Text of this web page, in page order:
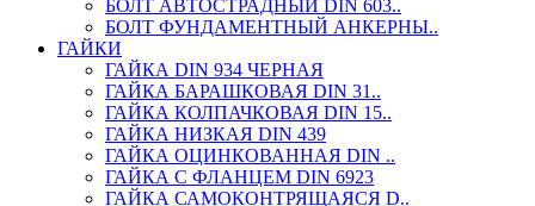
БОЛТ АВТОСТРАДНЫЙ DIN 603..
БОЛТ ФУНДАМЕНТНЫЙ АНКЕРНЫ..
ГАЙКИ
ГАЙКА DIN 934 ЧЕРНАЯ
ГАЙКА БАРАШКОВАЯ DIN 31..
ГАЙКА КОЛПАЧКОВАЯ DIN 15..
ГАЙКА НИЗКАЯ DIN 439
ГАЙКА ОЦИНКОВАННАЯ DIN ..
ГАЙКА С ФЛАНЦЕМ DIN 6923
ГАЙКА САМОКОНТРЯЩАЯСЯ D..